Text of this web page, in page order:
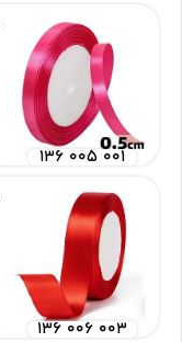
۱۳۶ ۰۰۵ ۰۰۱
۱۳۶ ۰۰۶ ۰۰۳